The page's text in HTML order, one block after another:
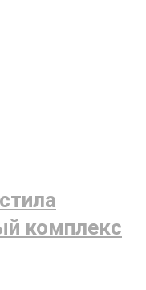
комплекс